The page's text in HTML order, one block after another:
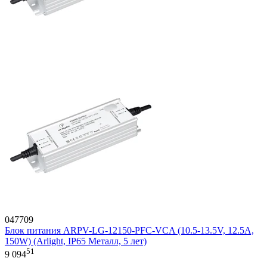
047709
Блок питания ARPV-LG-12150-PFC-VCA (10.5-13.5V, 12.5A,
150W) (Arlight, IP65 Металл, 5 лет)
9 09451